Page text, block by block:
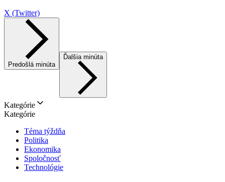
X (Twitter)
Predošlá minúta
Ďalšia minúta
Kategórie
Kategórie
Téma týždňa
Politika
Ekonomika
Spoločnosť
Technológie